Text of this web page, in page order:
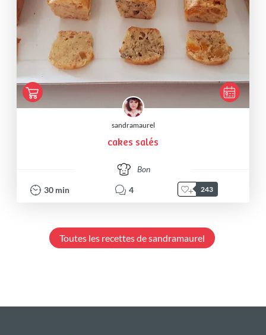
sandramaurel
cakes salés
Bon
30 min 4 243
Toutes les recettes de sandramaurel